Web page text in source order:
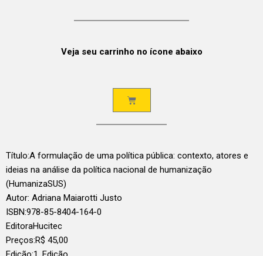
Veja seu carrinho no ícone abaixo
Título:A formulação de uma política pública: contexto, atores e
ideias na análise da política nacional de humanização
(HumanizaSUS)
Autor: Adriana Maiarotti Justo
ISBN:978-85-8404-164-0
EditoraHucitec
Preços:R$ 45,00